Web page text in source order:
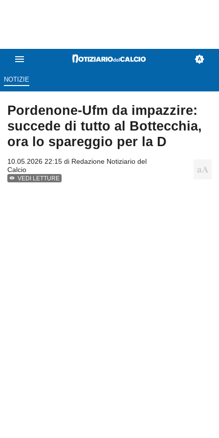
NOTIZIE
Pordenone-Ufm da impazzire:
succede di tutto al Bottecchia,
ora lo spareggio per la D
10.05.2026 22:15 di Redazione Notiziario del
Calcio
VEDI LETTURE